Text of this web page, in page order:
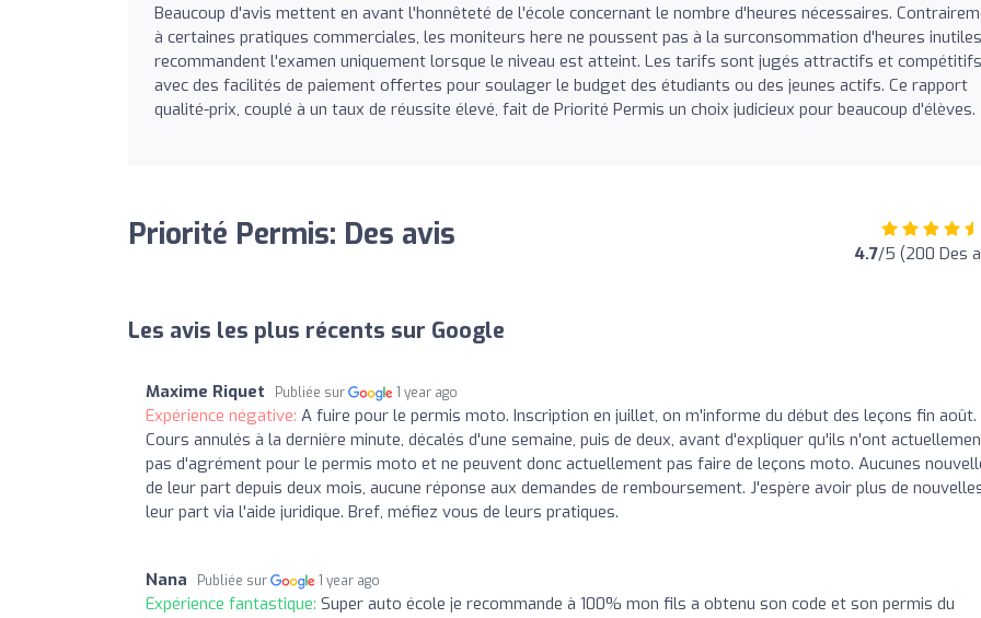
Beaucoup d'avis mettent en avant l'honnêteté de l'école concernant le nombre d'heures nécessaires.
à certaines pratiques commerciales, les moniteurs here ne poussent pas à la surconsommation d'heures
recommandent l'examen uniquement lorsque le niveau est atteint. Les tarifs sont jugés attractifs et
avec des facilités de paiement offertes pour soulager le budget des étudiants ou des jeunes actifs. Ce rapport
qualité-prix, couplé à un taux de réussite élevé, fait de Priorité Permis un choix judicieux pour beaucoup d'élèves.
Priorité Permis: Des avis 4.7/5 (200 Des
Les avis les plus récents sur Google
Maxime Riquet Publiée sur 1 year ago
Expérience négative: A fuire pour le permis moto. Inscription en juillet, on m'informe du début des leçons fin août.
Cours annulés à la dernière minute, décalés d'une semaine, puis de deux, avant d'expliquer qu'ils n'ont
pas d'agrément pour le permis moto et ne peuvent donc actuellement pas faire de leçons moto. Aucunes
de leur part depuis deux mois, aucune réponse aux demandes de remboursement. J'espère avoir plus de
leur part via l'aide juridique. Bref, méfiez vous de leurs pratiques.
Nana Publiée sur 1 year ago
Expérience fantastique: Super auto école je recommande à 100% mon fils a obtenu son code et son permis du